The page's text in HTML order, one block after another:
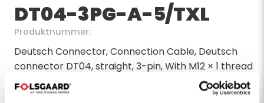
DT04-3PG-A-5/TXL
Produktnummer:
Deutsch Connector, Connection Cable, Deutsch
connector DT04, straight, 3-pin, With M12 × 1 thread
for thermowell, Jacket material: TPE-U (PUR),
Jacket color: black, similar to RAL 9005, Qualified for